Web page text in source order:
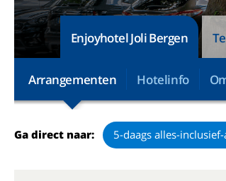
Enjoyhotel Joli Bergen
Arrangementen Hotelinfo
Ga direct naar: 5-daags alles-